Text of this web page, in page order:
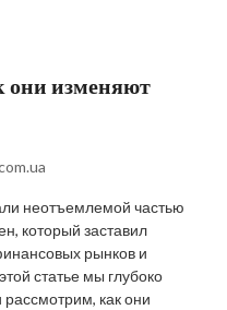
они изменяют
неотъемлемой частью
который заставил
рынков и
статье мы глубоко
как они